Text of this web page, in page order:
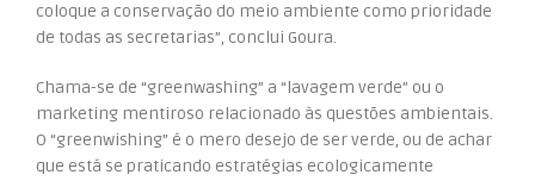
coloque a conservação do meio ambiente como prioridade
de todas as secretarias”, conclui Goura.
Chama-se de “greenwashing” a “lavagem verde” ou o
marketing mentiroso relacionado às questões ambientais.
O “greenwishing” é o mero desejo de ser verde, ou de achar
que está se praticando estratégias ecologicamente